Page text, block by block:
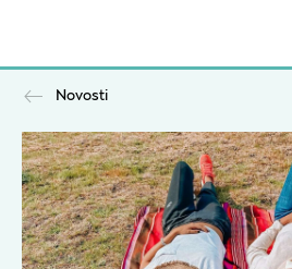
Novosti